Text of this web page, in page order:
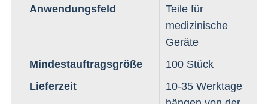
Anwendungsfeld
Teile für
medizinische
Geräte
Mindestauftragsgröße
100 Stück
Lieferzeit
10-35 Werktage